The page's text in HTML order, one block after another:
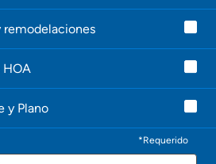
remodelaciones
HOA
y Plano
*Requerido